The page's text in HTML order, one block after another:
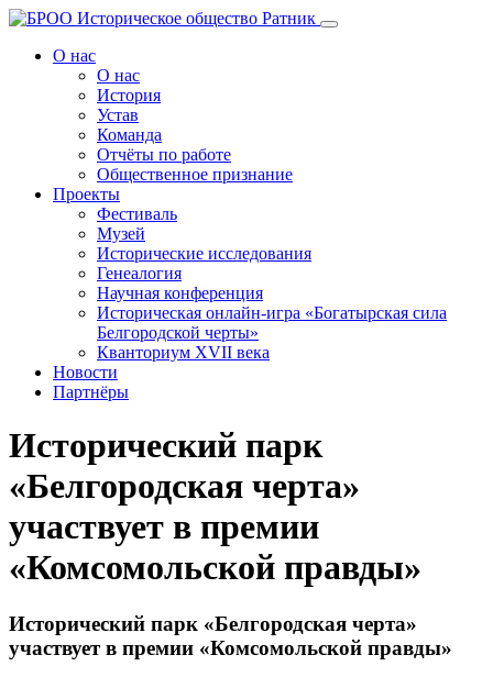
Перейти
содержанию
О нас
О нас
История
Устав
Команда
Отчёты по работе
Общественное признание
Проекты
Фестиваль
Музей
Исторические исследования
Генеалогия
Научная конференция
Историческая онлайн-игра «Богатырская сила
Белгородской черты»
Кванториум XVII века
Новости
Партнёры
Исторический парк
«Белгородская черта»
участвует в премии
«Комсомольской правды»
Исторический парк «Белгородская черта»
участвует в премии «Комсомольской правды»